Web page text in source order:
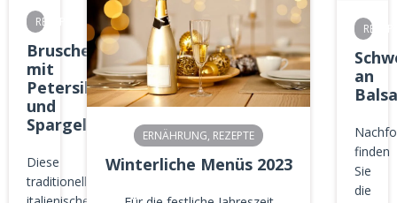
REZEPTE
Bruschetta
mit
Petersilienpesto
und
Spargel
Diese
traditionelle
ERNÄHRUNG, REZEPTE
Winterliche Menüs 2023
an
finden
Sie
die